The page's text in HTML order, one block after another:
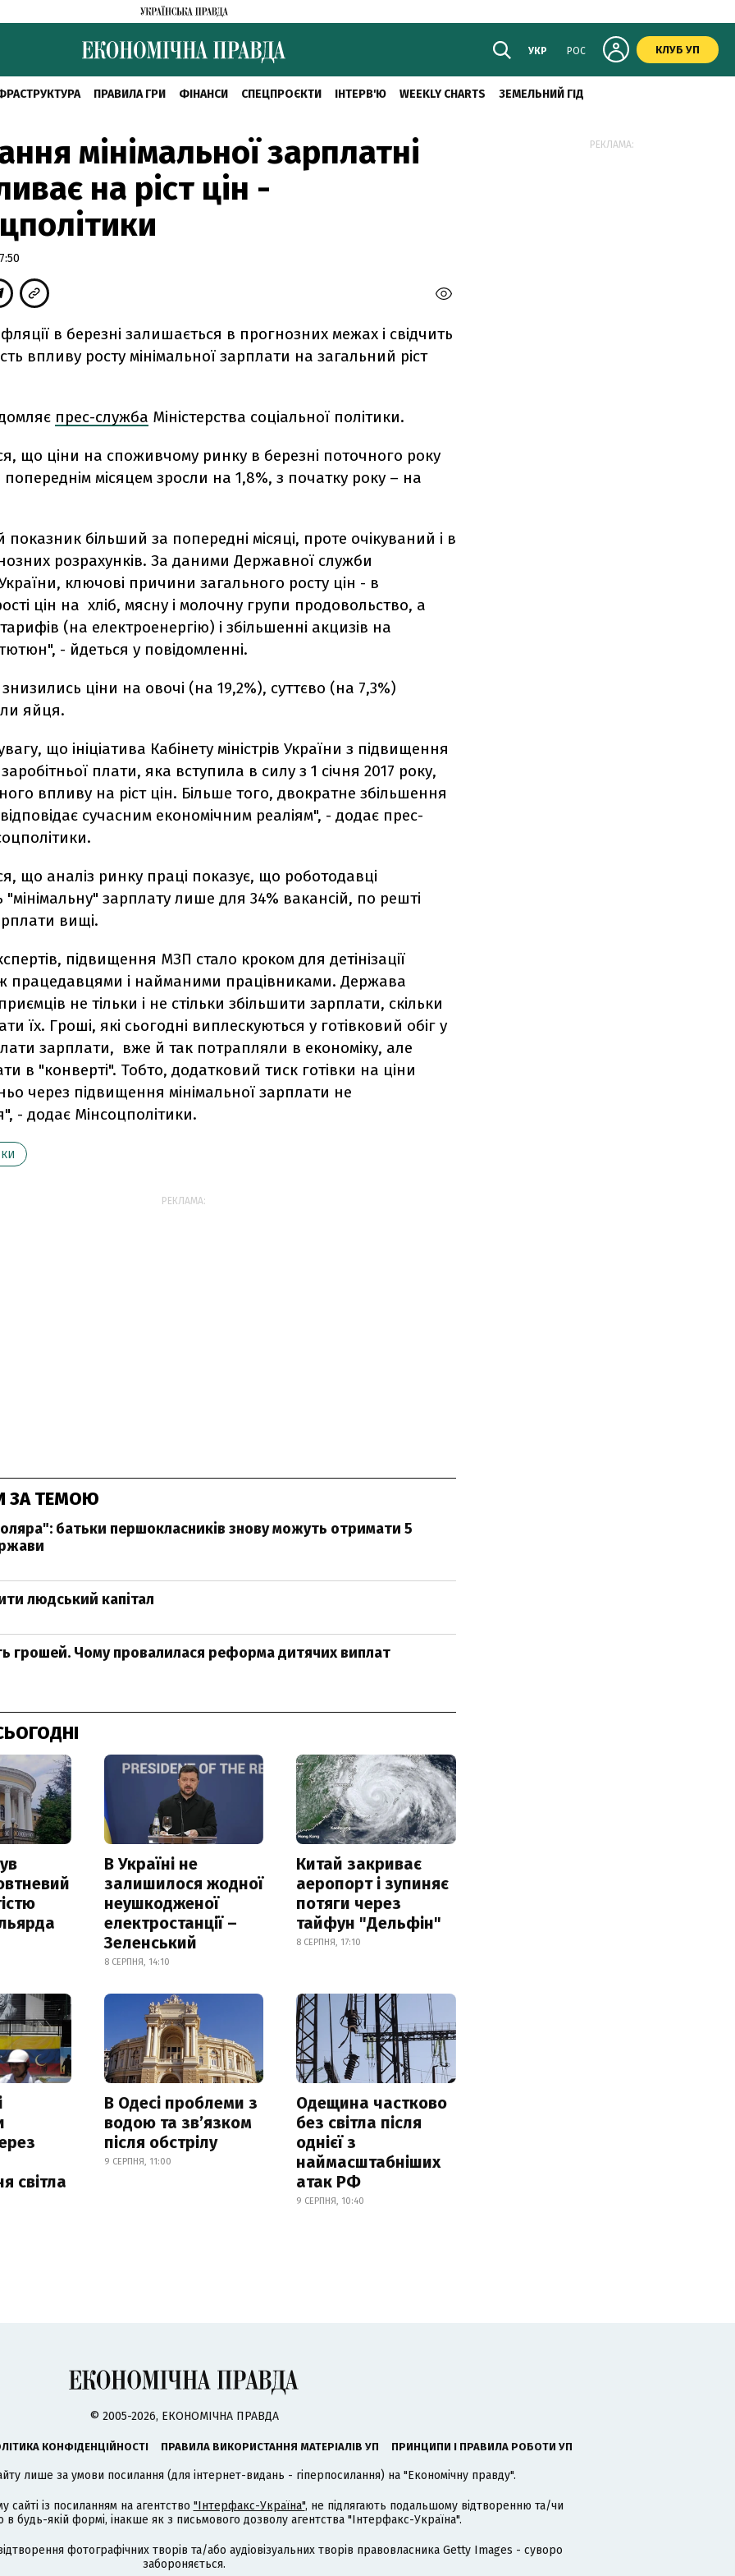
УКР РОС КЛУБ УП
ПРАВИЛА ГРИ ФІНАНСИ СПЕЦПРОЄКТИ ІНТЕРВ'Ю WEEKLY CHARTS ЗЕМЕЛЬНИЙ ГІД
мінімальної зарплатні
на ріст цін -
в березні залишається в прогнозних межах і свідчить
впливу росту мінімальної зарплати на загальний ріст
прес-служба Міністерства соціальної політики.
що ціни на споживчому ринку в березні поточного року
попереднім місяцем зросли на 1,8%, з початку року – на
показник більший за попередні місяці, проте очікуваний і в
розрахунків. За даними Державної служби
ключові причини загального росту цін - в
цін на хліб, мясну і молочну групи продовольство, а
(на електроенергію) і збільшенні акцизів на
- йдеться у повідомленні.
ціни на овочі (на 19,2%), суттєво (на 7,3%)
яйця.
що ініціатива Кабінету міністрів України з підвищення
плати, яка вступила в силу з 1 січня 2017 року,
впливу на ріст цін. Більше того, двократне збільшення
сучасним економічним реаліям", - додає прес-
що аналіз ринку праці показує, що роботодавці
зарплату лише для 34% вакансій, по решті
вищі.
підвищення МЗП стало кроком для детінізації
працедавцями і найманими працівниками. Держава
не тільки і не стільки збільшити зарплати, скільки
їх. Гроші, які сьогодні виплескуються у готівковий обіг у
зарплати, вже й так потрапляли в економіку, але
в "конверті". Тобто, додатковий тиск готівки на ціни
через підвищення мінімальної зарплати не
- додає Мінсоцполітики.
РЕКЛАМА:
ЗА ТЕМОЮ
батьки першокласників знову можуть отримати 5
людський капітал
грошей. Чому провалилася реформа дитячих виплат
В Україні не
залишилося жодної
неушкодженої
електростанції –
Зеленський
8 СЕРПНЯ, 14:10
Китай закриває
аеропорт і зупиняє
потяги через
тайфун "Дельфін"
8 СЕРПНЯ, 17:10
світла
В Одесі проблеми з
водою та звʼязком
після обстрілу
9 СЕРПНЯ, 11:00
Одещина частково
без світла після
однієї з
наймасштабніших
атак РФ
9 СЕРПНЯ, 10:40
РЕКЛАМА:
© 2005-2026, ЕКОНОМІЧНА ПРАВДА
КОНФІДЕНЦІЙНОСТІ ПРАВИЛА ВИКОРИСТАННЯ МАТЕРІАЛІВ УП ПРИНЦИПИ І ПРАВИЛА РОБОТИ УП
лише за умови посилання (для інтернет-видань - гіперпосилання) на "Економічну правду".
сайті із посиланням на агентство "Інтерфакс-Україна", не підлягають подальшому відтворенню та/чи
будь-якій формі, інакше як з письмового дозволу агентства "Інтерфакс-Україна".
фотографічних творів та/або аудіовізуальних творів правовласника Getty Images - суворо
забороняється.